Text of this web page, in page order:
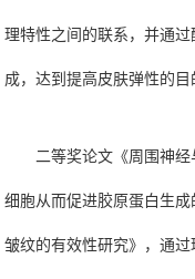
理特性之间的联系，并通
成，达到提高皮肤弹性的目
二等奖论文《周围神
细胞从而促进胶原蛋白生
皱纹的有效性研究》，通